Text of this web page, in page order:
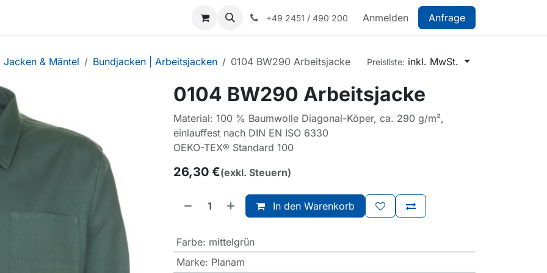
+49 2451 / 490 200 Anmelden Anfrage
Jacken & Mäntel Bundjacken | Arbeitsjacken 0104 BW290 Arbeitsjacke Preisliste: inkl. MwSt.
0104 BW290 Arbeitsjacke
Material: 100 % Baumwolle Diagonal-Köper, ca. 290 g/m²,
einlauffest nach DIN EN ISO 6330
OEKO-TEX® Standard 100
26,30 €(exkl. Steuern)
In den Warenkorb
Farbe: mittelgrün
Marke: Planam